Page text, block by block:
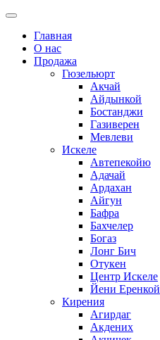
Главная
О нас
Продажа
Гюзельюрт
Акчай
Айдынкой
Бостанджи
Газиверен
Мевлеви
Искеле
Автепекойю
Адачай
Ардахан
Айгун
Бафра
Бахчелер
Богаз
Лонг Бич
Отукен
Центр Искеле
Йени Еренкой
Кирения
Агирдаг
Акдених